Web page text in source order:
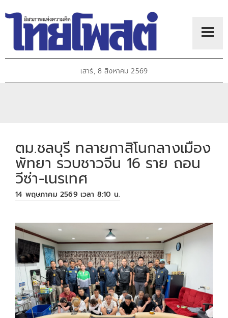
เสาร์, 8 สิงหาคม 2569
ตม.ชลบุรี ทลายกาสิโนกลางเมือง
พัทยา รวบชาวจีน 16 ราย ถอน
วีซ่า-เนรเทศ
14 พฤษภาคม 2569 เวลา 8:10 น.